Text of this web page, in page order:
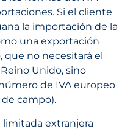
Si el cliente
la importación de la
una exportación
no necesitará el
Unido, sino
de IVA europeo
de campo).
limitada extranjera